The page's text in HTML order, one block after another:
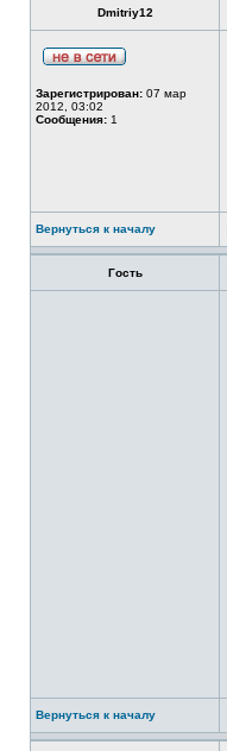
Dmitriy12
Зарегистрирован: 07 мар
2012, 03:02
Сообщения: 1
Вернуться к началу
Гость
Вернуться к началу